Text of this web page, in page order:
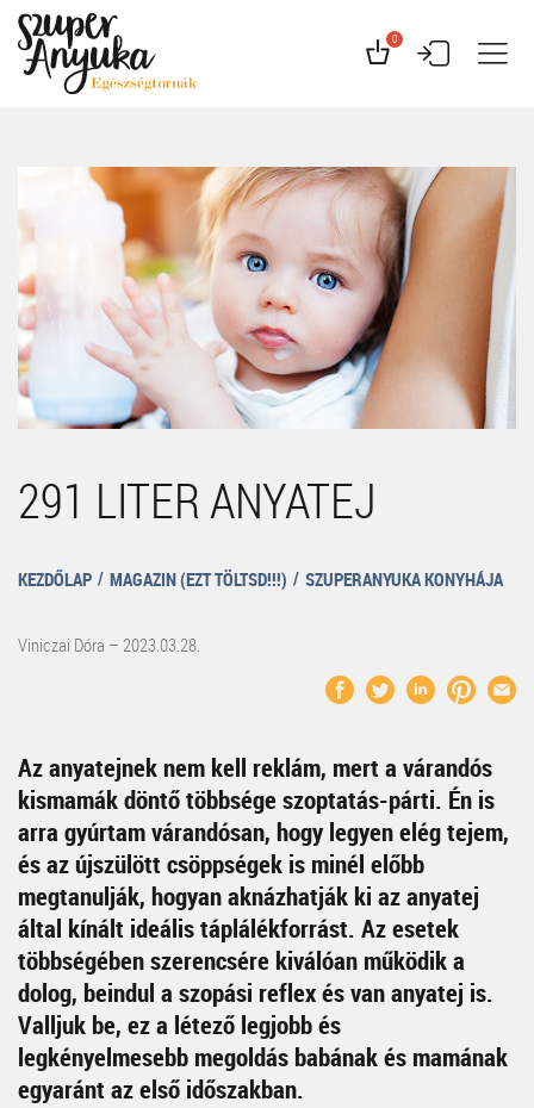
0
291 LITER ANYATEJ
KEZDŐLAP MAGAZIN (EZT TÖLTSD!!!) SZUPERANYUKA KONYHÁJA
Viniczai Dóra – 2023.03.28.
Az anyatejnek nem kell reklám, mert a várandós
kismamák döntő többsége szoptatás-párti. Én is
arra gyúrtam várandósan, hogy legyen elég tejem,
és az újszülött csöppségek is minél előbb
megtanulják, hogyan aknázhatják ki az anyatej
által kínált ideális táplálékforrást. Az esetek
többségében szerencsére kiválóan működik a
dolog, beindul a szopási reflex és van anyatej is.
Valljuk be, ez a létező legjobb és
legkényelmesebb megoldás babának és mamának
egyaránt az első időszakban.